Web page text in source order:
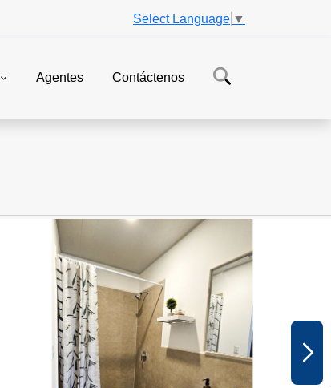
Select Language ▼
Agentes Contáctenos